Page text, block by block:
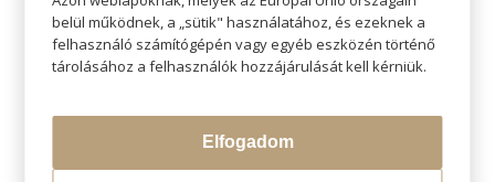
KERESÉS
LEGÚJABB BLOGOK
belül működnek, a „sütik" használatához, és ezeknek a
felhasználó számítógépén vagy egyéb eszközén történő
tárolásához a felhasználók hozzájárulását kell kérniük.
Elfogadom